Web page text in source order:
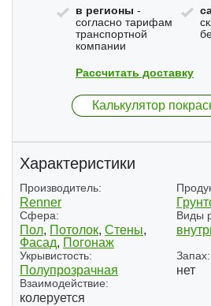
в регионы -
согласно тарифам
транспортной
компании
Рассчитать доставку
Калькулятор
Характеристики
Производитель:
Renner
Сфера:
Пол, Потолок, Стены,
Фасад, Погонаж
Виды
Укрывистость:
Полупрозрачная
Запах:
нет
Взаимодействие:
колеруется